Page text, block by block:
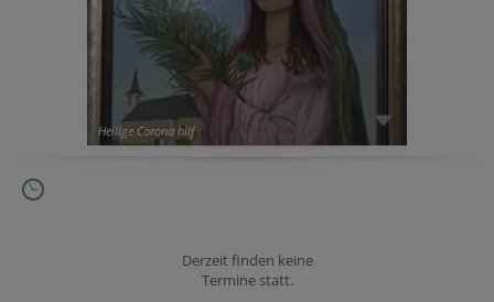
Heilige Corona hilf
Derzeit finden keine
Termine statt.